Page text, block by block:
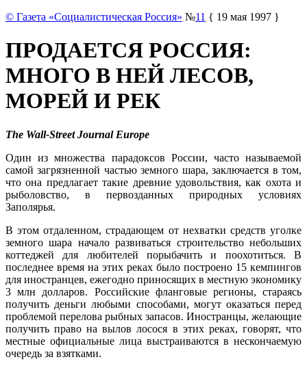
© Газета «Социалистическая Россия» №11 { 19 мая 1997 }
ПРОДАЕТСЯ РОССИЯ:
МНОГО В НЕЙ ЛЕСОВ,
МОРЕЙ И РЕК
The Wall-Street Journal Europe
Один из множества парадоксов России, часто называемой
самой загрязненной частью земного шара, заключается в том,
что она предлагает такие древние удовольствия, как охота и
рыболовство, в первозданных природных условиях
Заполярья.
В этом отдаленном, страдающем от нехватки средств уголке
земного шара начало развиваться строительство небольших
коттеджей для любителей порыбачить и поохотиться. В
последнее время на этих реках было построено 15 кемпингов
для иностранцев, ежегодно приносящих в местную экономику
3 млн долларов. Российские фланговые регионы, стараясь
получить деньги любыми способами, могут оказаться перед
проблемой перелова рыбных запасов. Иностранцы, желающие
получить право на вылов лосося в этих реках, говорят, что
местные официальные лица выстраиваются в нескончаемую
очередь за взятками.